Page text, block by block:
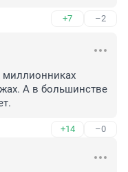
+7 –2
миллионниках
А в большинстве
+14 –0